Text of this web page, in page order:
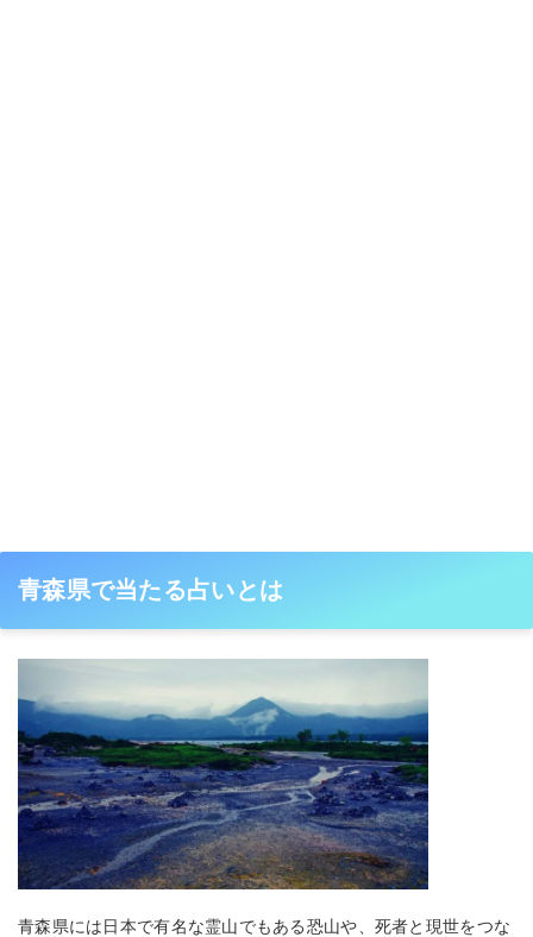
青森県で当たる占いとは
青森県には日本で有名な霊山でもある恐山や、死者と現世をつな